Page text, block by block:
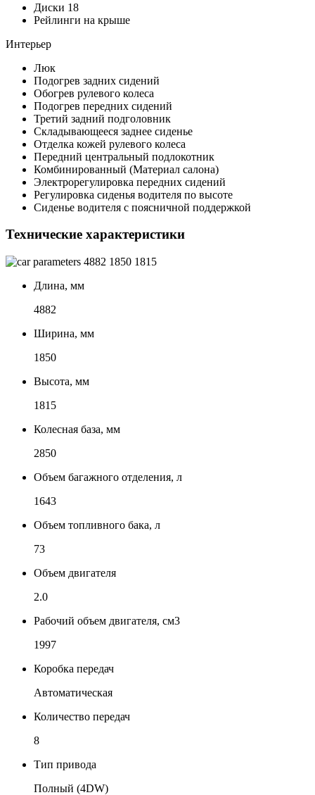
Диски 18
Рейлинги на крыше
Интерьер
Люк
Подогрев задних сидений
Обогрев рулевого колеса
Подогрев передних сидений
Третий задний подголовник
Складывающееся заднее сиденье
Отделка кожей рулевого колеса
Передний центральный подлокотник
Комбинированный (Материал салона)
Электрорегулировка передних сидений
Регулировка сиденья водителя по высоте
Сиденье водителя с поясничной поддержкой
Технические характеристики
4882 1850 1815
Длина, мм
4882
Ширина, мм
1850
Высота, мм
1815
Колесная база, мм
2850
Объем багажного отделения, л
1643
Объем топливного бака, л
73
Объем двигателя
2.0
Рабочий объем двигателя, см3
1997
Коробка передач
Автоматическая
Количество передач
8
Тип привода
Полный (4DW)